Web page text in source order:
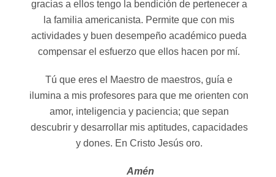
gracias a ellos tengo la bendición de pertenecer a
la familia americanista. Permite que con mis
actividades y buen desempeño académico pueda
compensar el esfuerzo que ellos hacen por mí.
Tú que eres el Maestro de maestros, guía e
ilumina a mis profesores para que me orienten con
amor, inteligencia y paciencia; que sepan
descubrir y desarrollar mis aptitudes, capacidades
y dones. En Cristo Jesús oro.
Amén